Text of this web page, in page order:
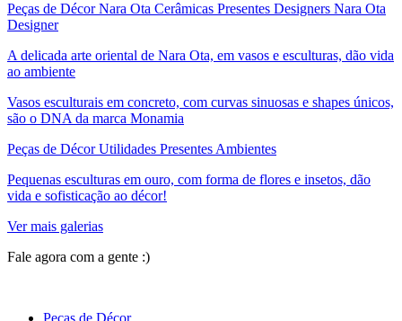
Peças de Décor Nara Ota Cerâmicas Presentes Designers Nara Ota
Designer
A delicada arte oriental de Nara Ota, em vasos e esculturas, dão vida
ao ambiente
Vasos esculturais em concreto, com curvas sinuosas e shapes únicos,
são o DNA da marca Monamia
Peças de Décor Utilidades Presentes Ambientes
Pequenas esculturas em ouro, com forma de flores e insetos, dão
vida e sofisticação ao décor!
Ver mais galerias
Fale agora com a gente :)